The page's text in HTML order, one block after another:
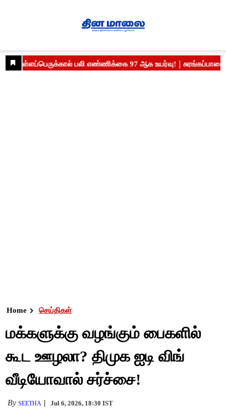
Home செய்திகள்
மக்களுக்கு வழங்கும் பைகளில்
கூட ஊழலா? திமுக ஐடி விங்
வீடியோவால் சர்ச்சை!
BySEETHA Jul 6, 2026, 18:30 IST